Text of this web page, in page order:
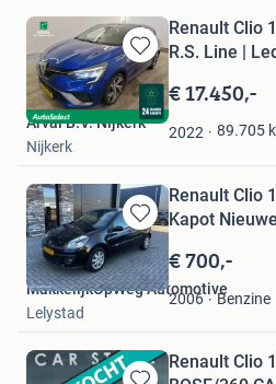
Bewaren
in
Mijn
Favorieten
Renault Clio
R.S. Line |
€ 17.450,-
2022 89.705
Arval B.V. Nijkerk
Nijkerk
Bewaren
in
Mijn
Favorieten
Renault Clio
Kapot
€ 700,-
2006 Benzine
MakkelijkOpWeg Automotive
Lelystad
Renault Clio